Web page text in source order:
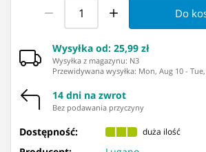
Do
Wysyłka od: 25,99 zł
Wysyłka z magazynu: ⁨N3⁩
Przewidywana wysyłka: Mon, Aug 10 -
14 dni na zwrot
Bez podawania przyczyny
Dostępność: duża ilość